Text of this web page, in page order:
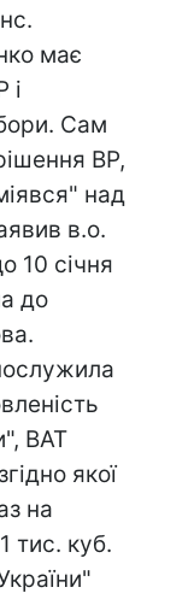
має
і
Сам
ВР,
над
в.о.
10 січня
до
ВАТ
якої
на
тис. куб.